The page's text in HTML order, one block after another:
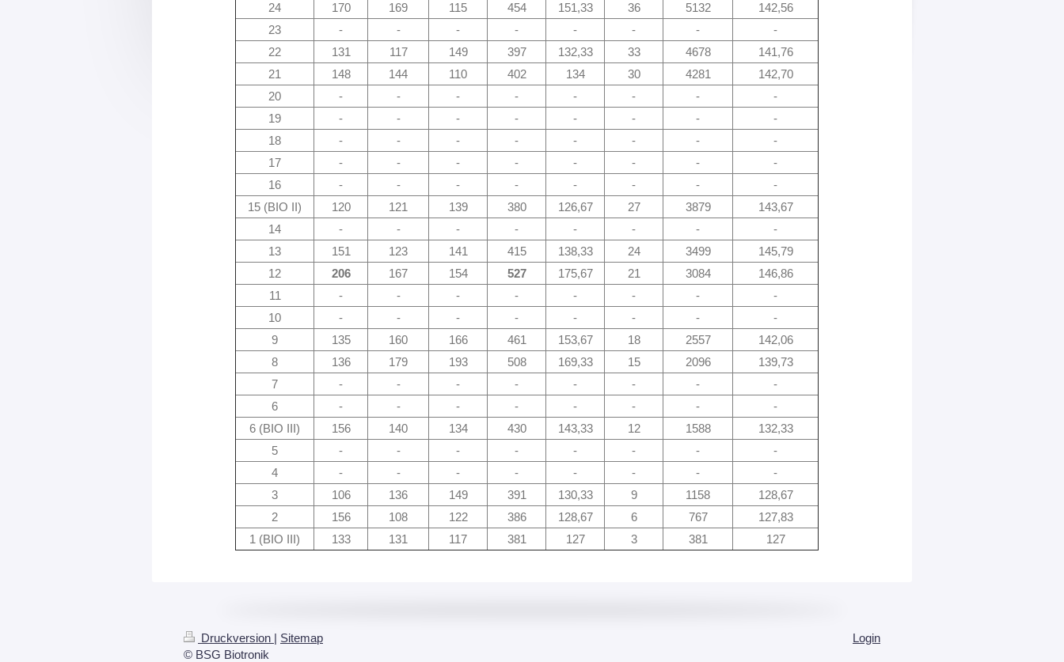
24
170 169 115 454 151,33 36 5132
142,56
23
- - - - - - -
-
22
131 117 149 397 132,33 33 4678
141,76
21
148 144 110 402 134 30 4281
142,70
20
- - - - - - -
-
19
- - - - - - -
-
18
- - - - - - -
-
17
- - - - - - -
-
16
- - - - - - -
-
15 (BIO II)
120 121 139 380 126,67 27 3879
143,67
14
- - - - - - -
-
13
151 123 141 415 138,33 24 3499
145,79
12
206 167 154 527 175,67 21 3084
146,86
11
- - - - - - -
-
10
- - - - - - -
-
9
135 160 166 461 153,67 18 2557
142,06
8
136 179 193 508 169,33 15 2096
139,73
7
- - - - - - -
-
6
- - - - - - -
-
6 (BIO III)
156 140 134 430 143,33 12 1588
132,33
5
- - - - - - -
-
4
- - - - - - -
-
3
106 136 149 391 130,33 9 1158
128,67
2
156 108 122 386 128,67 6 767
127,83
1 (BIO III)
133 131 117 381 127 3 381 127
Druckversion | Sitemap
© BSG Biotronik
Login